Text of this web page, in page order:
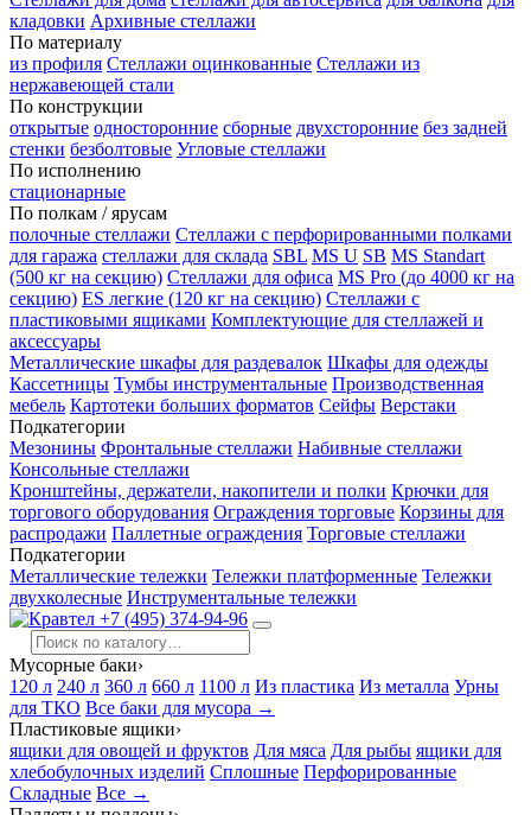
кладовки Архивные стеллажи
По материалу
из профиля Стеллажи оцинкованные Стеллажи из
нержавеющей стали
По конструкции
открытые односторонние сборные двухсторонние без задней
стенки безболтовые Угловые стеллажи
По исполнению
стационарные
По полкам / ярусам
полочные стеллажи Стеллажи с перфорированными полками
для гаража стеллажи для склада SBL MS U SB MS Standart
(500 кг на секцию) Стеллажи для офиса MS Pro (до 4000 кг на
секцию) ES легкие (120 кг на секцию) Стеллажи с
пластиковыми ящиками Комплектующие для стеллажей и
аксессуары
Металлические шкафы для раздевалок Шкафы для одежды
Кассетницы Тумбы инструментальные Производственная
мебель Картотеки больших форматов Сейфы Верстаки
Подкатегории
Мезонины Фронтальные стеллажи Набивные стеллажи
Консольные стеллажи
Кронштейны, держатели, накопители и полки Крючки для
торгового оборудования Ограждения торговые Корзины для
распродажи Паллетные ограждения Торговые стеллажи
Подкатегории
Металлические тележки Тележки платформенные Тележки
двухколесные Инструментальные тележки
+7 (495) 374-94-96
Мусорные баки›
120 л 240 л 360 л 660 л 1100 л Из пластика Из металла Урны
для ТКО Все баки для мусора →
Пластиковые ящики›
ящики для овощей и фруктов Для мяса Для рыбы ящики для
хлебобулочных изделий Сплошные Перфорированные
Складные Все →